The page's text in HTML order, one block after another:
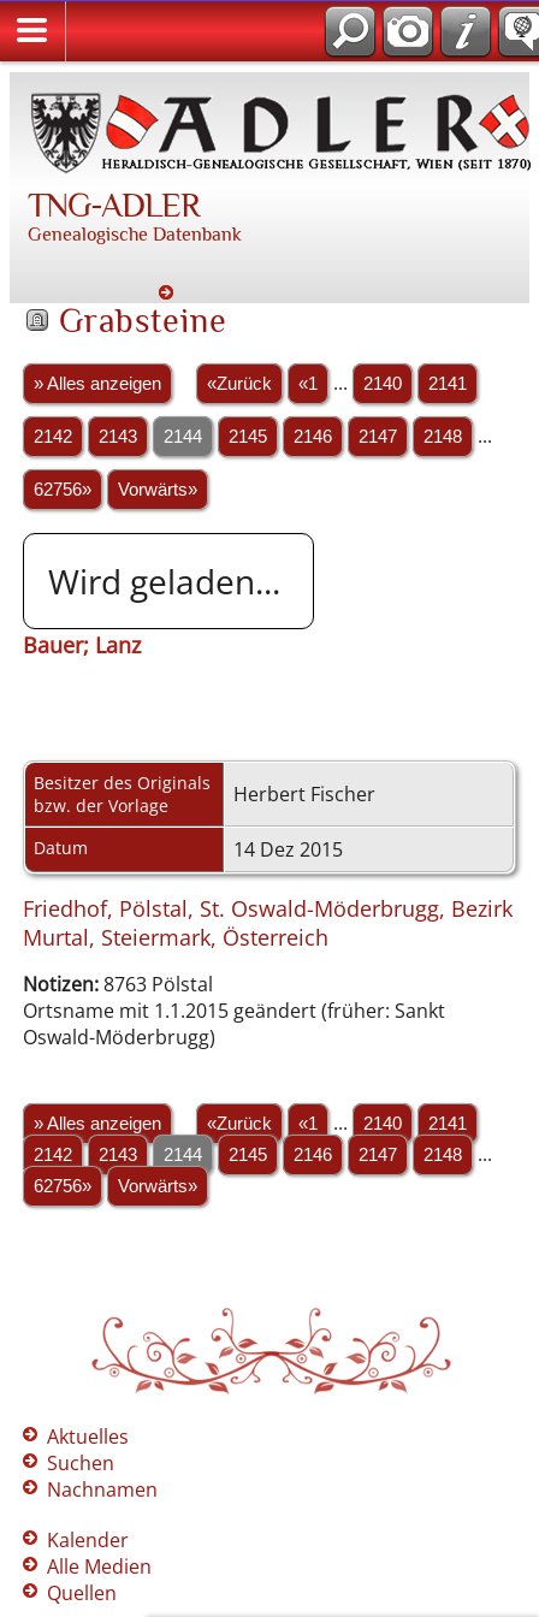
TNG-ADLER
Genealogische Datenbank
Grabsteine
» Alles anzeigen «Zurück «1 ... 2140 2141
2142 2143 2144 2145 2146 2147 2148 ...
62756» Vorwärts»
Wird geladen...
Bauer; Lanz
Besitzer des Originals
bzw. der Vorlage
Herbert Fischer
Datum 14 Dez 2015
Friedhof, Pölstal, St. Oswald-Möderbrugg, Bezirk
Murtal, Steiermark, Österreich
Notizen:8763 Pölstal
Ortsname mit 1.1.2015 geändert (früher: Sankt
Oswald-Möderbrugg)
» Alles anzeigen «Zurück «1 ... 2140
2141
2142
2143 2144 2145 2146 2147 2148
...
62756»
Vorwärts»
Aktuelles
Suchen
Nachnamen
Kalender
Alle Medien
Quellen